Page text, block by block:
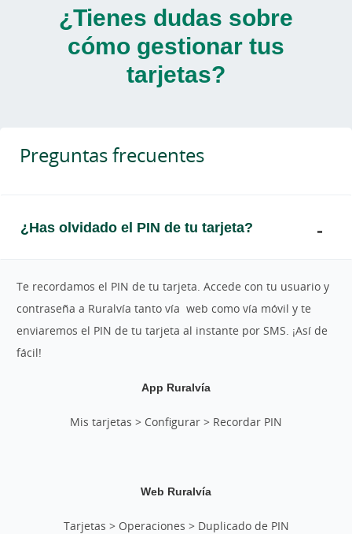
¿Tienes dudas sobre
cómo gestionar tus
tarjetas?
Preguntas frecuentes
¿Has olvidado el PIN de tu tarjeta?
Te recordamos el PIN de tu tarjeta. Accede con tu usuario y
contraseña a Ruralvía tanto vía web como vía móvil y te
enviaremos el PIN de tu tarjeta al instante por SMS. ¡Así de
fácil!
App Ruralvía
Mis tarjetas > Configurar > Recordar PIN
Web Ruralvía
Tarjetas > Operaciones > Duplicado de PIN